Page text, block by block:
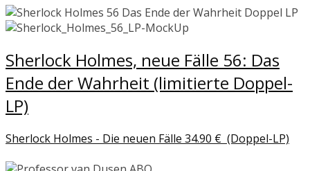
Sherlock Holmes, neue Fälle 56: Das
Ende der Wahrheit (limitierte Doppel-
LP)
Sherlock Holmes - Die neuen Fälle 34.90 € (Doppel-LP)